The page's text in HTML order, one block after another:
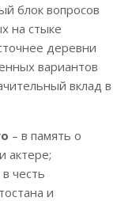
блок вопросов
на стыке
деревни
вариантов
вклад в
– в память о
актере;
в честь
и